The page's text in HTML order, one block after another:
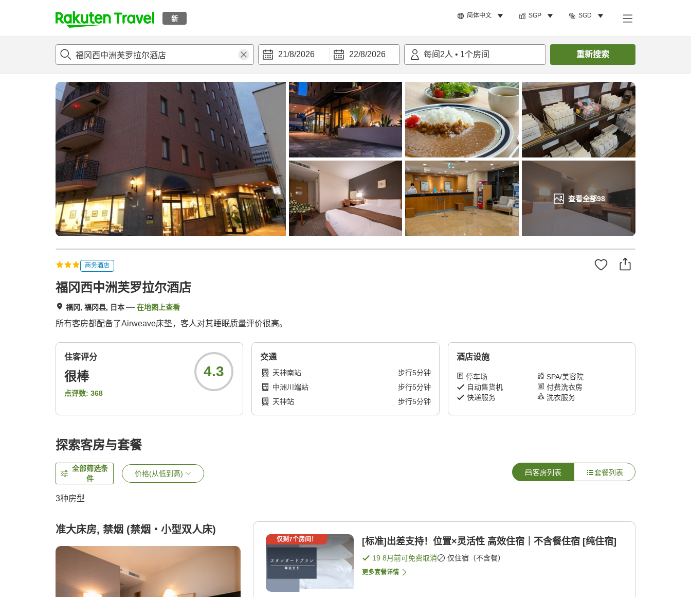
新 简体中文 SGP SGD
t
p
a
s
e
a
c
h
21/8/2026 22/8/2026 每间 2人 • 1个房间 重新搜索
查看全部98
概况 客房及住宿套餐评论亮点设施 搜索客房
商务酒店
福冈西中洲芙罗拉尔酒店
福冈, 福冈县, 日本 在地图上查看
所有客房都配备了Airweave床垫，客人对其睡眠质量评价很高。
住客评分
很棒
点评数: 368
4.3
交通
天神南站 步行5分钟
中洲川端站
步行5分钟
天神站
步行5分钟
酒店设施
停车场
SPA/美容院
自动售货机
付费洗衣房
快递服务
洗衣服务
探索客房与套餐
全部筛选条
件
价格(从低到高) 客房列表 套餐列表
3种房型
准大床房, 禁烟 (禁烟・小型双人床)
仅剩7个房间！ [标准]出差支持！位置×灵活性 高效住宿｜不含餐住宿 [纯住宿]
19 8月前可免费取消 仅住宿（不含餐）
更多套餐详情